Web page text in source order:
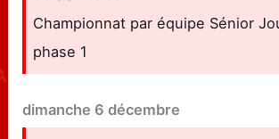
Championnat par équipe Sénior
phase 1
dimanche 6 décembre